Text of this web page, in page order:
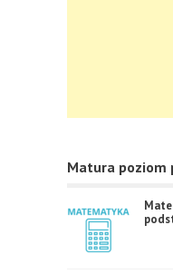
Matura poziom